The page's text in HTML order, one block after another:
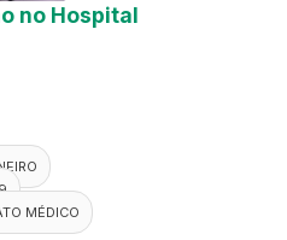
no Hospital
MÉDICO